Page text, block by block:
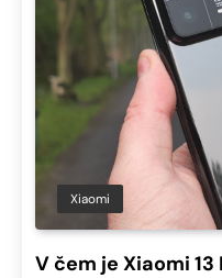
Xiaomi
V čem je Xiaomi 13